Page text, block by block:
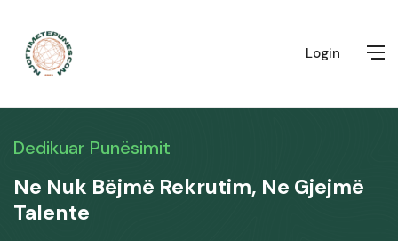
Login
Dedikuar Punësimit
Ne Nuk Bëjmë Rekrutim, Ne Gjejmë
Talente